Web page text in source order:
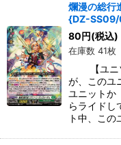
爛漫の総行
{DZ-SS09/
80円(税込)
在庫数 41枚
【ユニゾ
が、このユ
ユニットか
らライドし
ト中、この